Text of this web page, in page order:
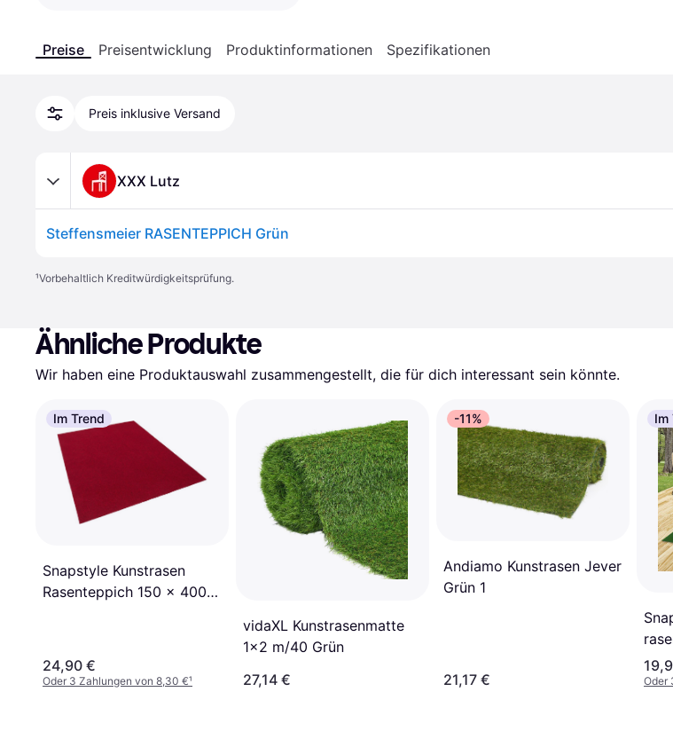
Preise Preisentwicklung Produktinformationen Spezifikationen
Preis inklusive Versand
XXX Lutz
Steffensmeier RASENTEPPICH Grün
¹Vorbehaltlich Kreditwürdigkeitsprüfung.
Ähnliche Produkte
Wir haben eine Produktauswahl zusammengestellt, die für dich interessant sein könnte.
Im Trend
Snapstyle Kunstrasen
Rasenteppich 150 x 400
24,90 €
Oder 3 Zahlungen von 8,30 €¹
vidaXL Kunstrasenmatte
1x2 m/40 Grün
27,14 €
-11%
Andiamo Kunstrasen Jever
Grün 1
21,17 €
Im
Oder